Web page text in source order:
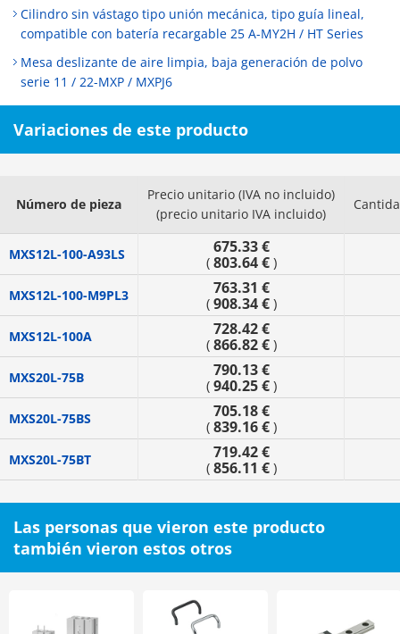
Cilindro sin vástago tipo unión mecánica, tipo guía lineal,
compatible con batería recargable 25 A-MY2H / HT Series
Mesa deslizante de aire limpia, baja generación de polvo
serie 11 / 22-MXP / MXPJ6
Variaciones de este producto
Número de pieza
Precio unitario (IVA no incluido)
(precio unitario IVA incluido)
MXS12L-100-A93LS 675.33 €
( 803.64 €)
MXS12L-100-M9PL3 763.31 €
( 908.34 €)
MXS12L-100A 728.42 €
( 866.82 €)
MXS20L-75B 790.13 €
( 940.25 €)
MXS20L-75BS 705.18 €
( 839.16 €)
MXS20L-75BT 719.42 €
( 856.11 €)
Las personas que vieron este producto
también vieron estos otros